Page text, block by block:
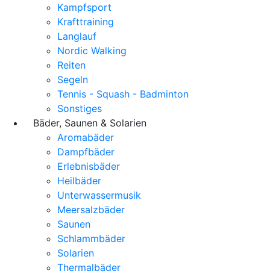
Kampfsport
Krafttraining
Langlauf
Nordic Walking
Reiten
Segeln
Tennis - Squash - Badminton
Sonstiges
Bäder, Saunen & Solarien
Aromabäder
Dampfbäder
Erlebnisbäder
Heilbäder
Unterwassermusik
Meersalzbäder
Saunen
Schlammbäder
Solarien
Thermalbäder